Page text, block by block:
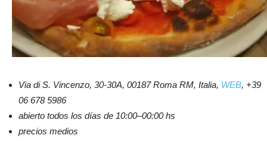
Via di S. Vincenzo, 30-30A, 00187 Roma RM, Italia, WEB, +39
06 678 5986
abierto todos los días de 10:00–00:00 hs
precios medios